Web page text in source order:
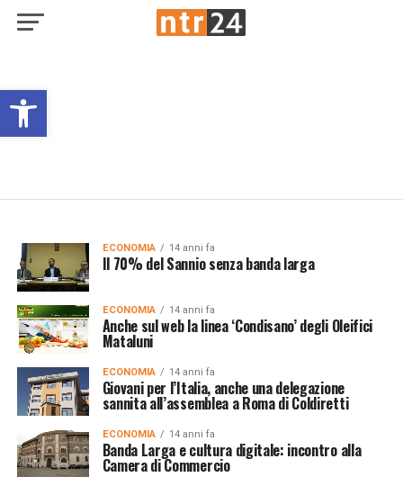
Open toolbar
ECONOMIA 14 anni fa
Il 70% del Sannio senza banda larga
ECONOMIA 14 anni fa
Anche sul web la linea ‘Condisano’ degli Oleifici
Mataluni
ECONOMIA 14 anni fa
Giovani per l’Italia, anche una delegazione
sannita all’assemblea a Roma di Coldiretti
ECONOMIA 14 anni fa
Banda Larga e cultura digitale: incontro alla
Camera di Commercio